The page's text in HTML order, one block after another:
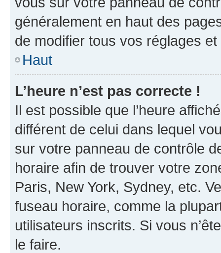
généralement en haut des
de modifier tous vos réglages
Haut
L’heure n’est pas correcte !
Il est possible que l’heure
différent de celui dans lequel
sur votre panneau de contrôle
horaire afin de trouver votre
Paris, New York, Sydney, etc.
fuseau horaire, comme la
utilisateurs inscrits. Si vous
le faire.